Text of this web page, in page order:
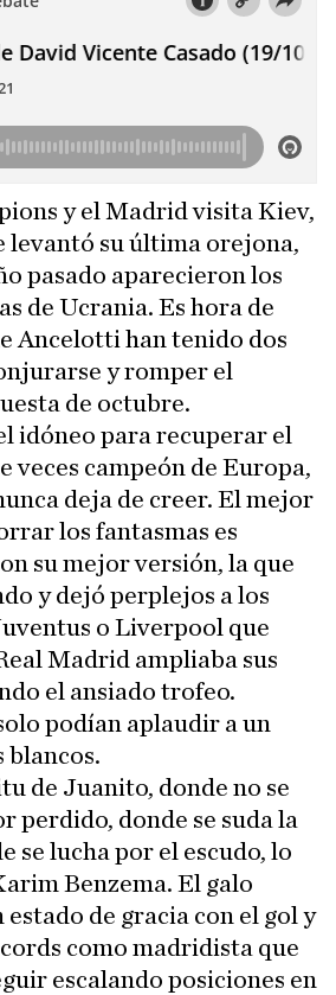
y el Madrid visita Kiev,
levantó su última orejona,
pasado aparecieron los
de Ucrania. Es hora de
Ancelotti han tenido dos
y romper el
de octubre.
idóneo para recuperar el
veces campeón de Europa,
deja de creer. El mejor
los fantasmas es
su mejor versión, la que
y dejó perplejos a los
o Liverpool que
Madrid ampliaba sus
el ansiado trofeo.
podían aplaudir a un
blancos.
de Juanito, donde no se
perdido, donde se suda la
se lucha por el escudo, lo
Benzema. El galo
estado de gracia con el gol y
como madridista que
escalando posiciones en